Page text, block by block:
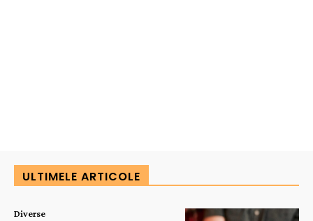
ULTIMELE ARTICOLE
Diverse